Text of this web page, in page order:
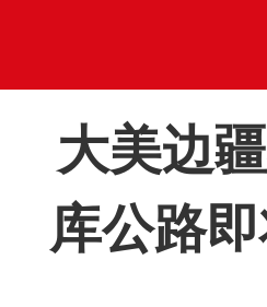
大美边
库公路